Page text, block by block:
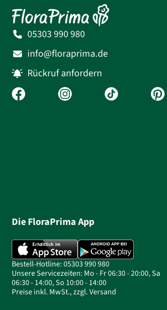
05303 990 980
info@floraprima.de
Rückruf anfordern
Die FloraPrima App
Bestell-Hotline: 05303 990 980
Unsere Servicezeiten: Mo - Fr 06:30 - 20:00, Sa
06:30 - 14:00, So 10:00 - 14:00
Preise inkl. MwSt., zzgl. Versand